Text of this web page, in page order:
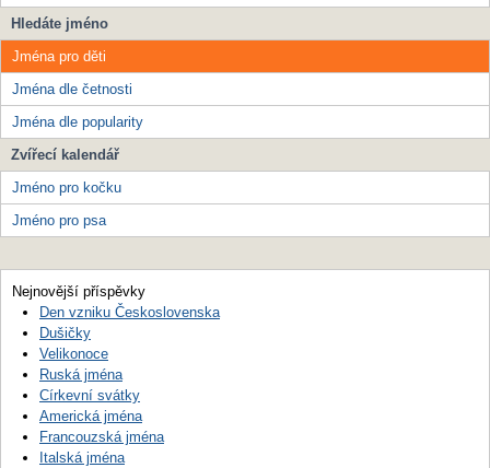
Hledáte jméno
Jména pro děti
Jména dle četnosti
Jména dle popularity
Zvířecí kalendář
Jméno pro kočku
Jméno pro psa
Nejnovější příspěvky
Den vzniku Československa
Dušičky
Velikonoce
Ruská jména
Církevní svátky
Americká jména
Francouzská jména
Italská jména